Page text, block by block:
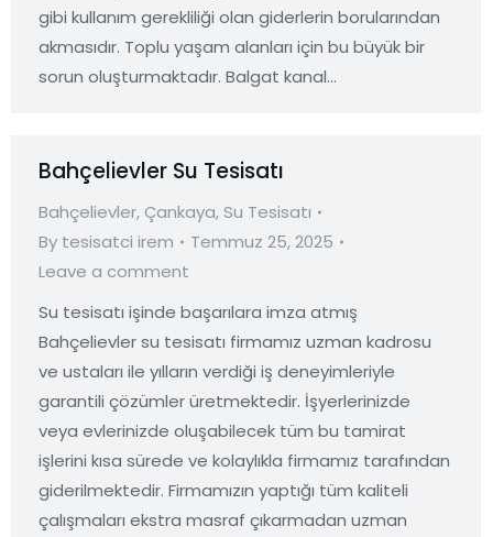
gibi kullanım gerekliliği olan giderlerin borularından
akmasıdır. Toplu yaşam alanları için bu büyük bir
sorun oluşturmaktadır. Balgat kanal…
Bahçelievler Su Tesisatı
Bahçelievler, Çankaya,Su Tesisatı
By tesisatci irem
Temmuz 25, 2025
Leave a comment
Su tesisatı işinde başarılara imza atmış
Bahçelievler su tesisatı firmamız uzman kadrosu
ve ustaları ile yılların verdiği iş deneyimleriyle
garantili çözümler üretmektedir. İşyerlerinizde
veya evlerinizde oluşabilecek tüm bu tamirat
işlerini kısa sürede ve kolaylıkla firmamız tarafından
giderilmektedir. Firmamızın yaptığı tüm kaliteli
çalışmaları ekstra masraf çıkarmadan uzman